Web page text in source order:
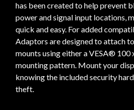
has been created to help prevent
power and signal input locations,
quick and easy. For added
Adaptors are designed to attach
mounts using either a VESA® 100
mounting pattern. Mount your
knowing the included security
theft.